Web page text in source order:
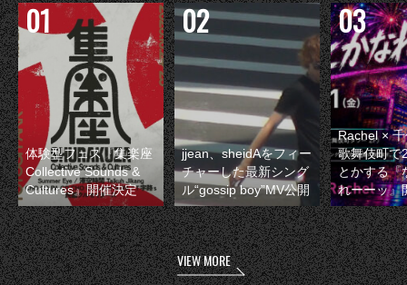
体験型フェス『集楽座
Collective Sounds &
Cultures』開催決定
jjean、sheidAをフィー
チャーした最新シング
ル“gossip boy”MV公開
Rachel ×
歌舞伎町で
とかする『
れーーッ』
VIEW MORE